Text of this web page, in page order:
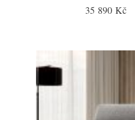
35 890 Kč